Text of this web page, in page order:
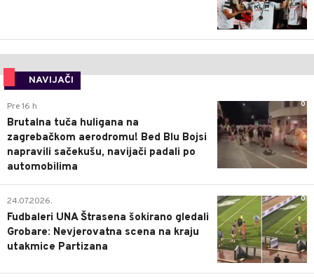
NAVIJAČI
0
Pre 16 h
Brutalna tuča huligana na
zagrebačkom aerodromu! Bed Blu Bojsi
napravili sačekušu, navijači padali po
automobilima
0
24.07.2026.
Fudbaleri UNA Štrasena šokirano gledali
Grobare: Nevjerovatna scena na kraju
utakmice Partizana